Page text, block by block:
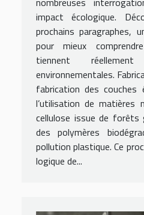
impact écologique.
prochains paragraphes,
pour mieux
tiennent
environnementales.
fabrication des couches
l’utilisation de matières
cellulose issue de forêts
des polymères
pollution plastique. Ce
logique de...